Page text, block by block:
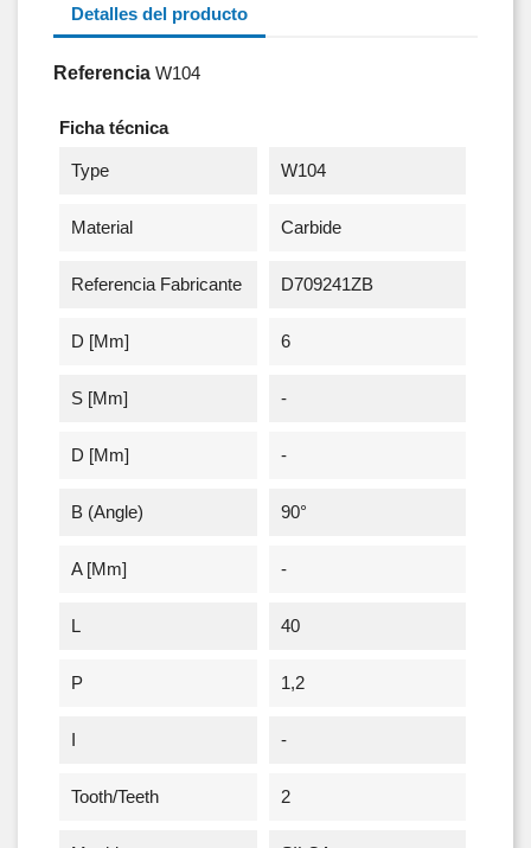
Detalles del producto
Referencia W104
Ficha técnica
Type W104
Material Carbide
Referencia Fabricante D709241ZB
D [mm] 6
S [mm] -
D [mm] -
Β (angle) 90°
A [mm] -
L 40
P 1,2
I -
Tooth/Teeth 2